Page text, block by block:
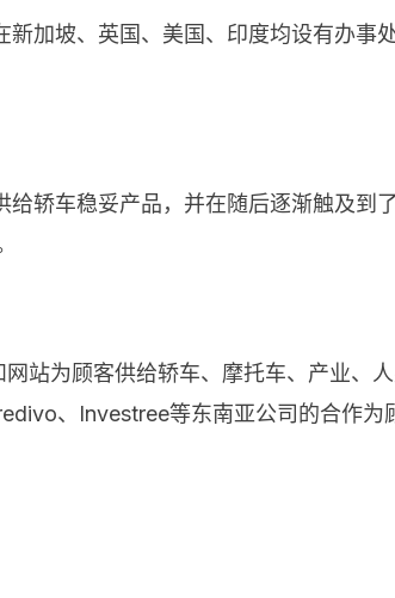
加坡、英国、美国、印度均设有办事
轿车稳妥产品，并在随后逐渐触及到了
站为顾客供给轿车、摩托车、产业、人
、Investree等东南亚公司的合作为